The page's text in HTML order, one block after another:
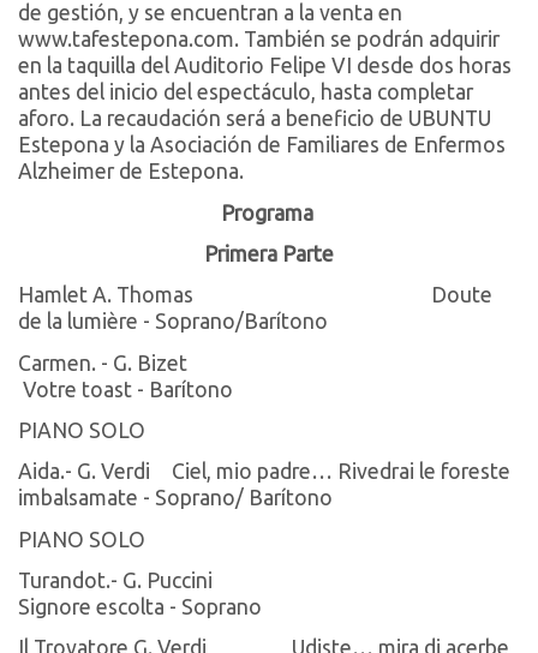
de gestión, y se encuentran a la venta en
www.tafestepona.com. También se podrán adquirir
en la taquilla del Auditorio Felipe VI desde dos horas
antes del inicio del espectáculo, hasta completar
aforo. La recaudación será a beneficio de UBUNTU
Estepona y la Asociación de Familiares de Enfermos
Alzheimer de Estepona.
Programa
Primera Parte
Hamlet A. Thomas
Doute
de la lumière - Soprano/Barítono
Carmen. - G. Bizet
Votre toast - Barítono
PIANO SOLO
Aida.- G. Verdi
Ciel, mio padre… Rivedrai le foreste
imbalsamate - Soprano/ Barítono
PIANO SOLO
Turandot.- G. Puccini
Signore escolta - Soprano
Il Trovatore G. Verdi
Udiste… mira di acerbe